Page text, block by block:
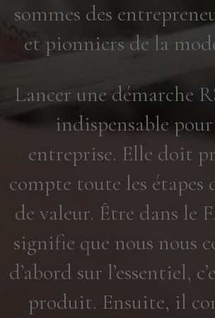
sommes des
et pionniers de la
Lancer une démarche
indispensable
entreprise. Elle doit
compte toute les étapes
de valeur. Être dans le
signifie que nous nous
d’abord sur l’essentiel,
produit. Ensuite, il